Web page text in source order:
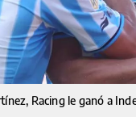
Racing le ganó a